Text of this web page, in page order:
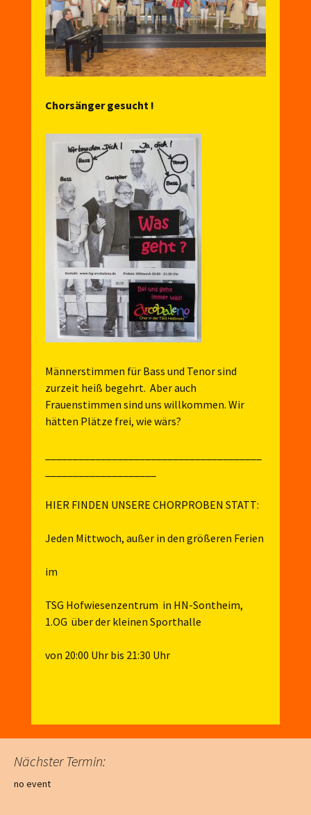
Chorsänger gesucht !
Männerstimmen für Bass und Tenor sind
zurzeit heiß begehrt. Aber auch
Frauenstimmen sind uns willkommen. Wir
hätten Plätze frei, wie wärs?
HIER FINDEN UNSERE CHORPROBEN STATT:
Jeden Mittwoch, außer in den größeren Ferien
im
TSG Hofwiesenzentrum in HN-Sontheim,
1.OG über der kleinen Sporthalle
von 20:00 Uhr bis 21:30 Uhr
Nächster Termin:
no event